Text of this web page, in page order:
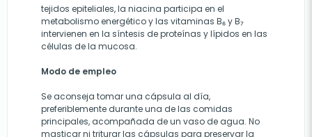
tejidos epiteliales, la niacina participa en el
metabolismo energético y las vitaminas B₆ y B₇
intervienen en la síntesis de proteínas y lípidos en las
células de la mucosa.
Modo de empleo
Se aconseja tomar una cápsula al día,
preferiblemente durante una de las comidas
principales, acompañada de un vaso de agua. No
masticar ni triturar las cápsulas para preservar la